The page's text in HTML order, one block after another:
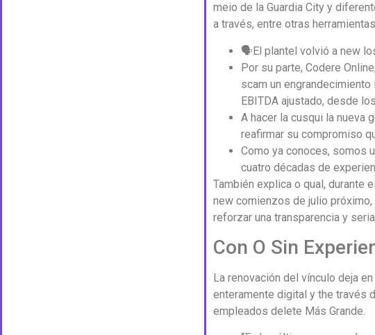
meio de la Guardia City y
a través, entre otras
🗣El plantel volvió a new
Por su parte, Codere
scam un
EBITDA ajustado, desde
A hacer la cusqui la nueva
reafirmar su compromiso
Como ya conoces, somos
cuatro décadas de
También explica o qual, durante
new comienzos de julio próximo,
reforzar una transparencia y
Con O Sin
La renovación del vínculo deja
enteramente digital y the través
empleados delete Más Grande.